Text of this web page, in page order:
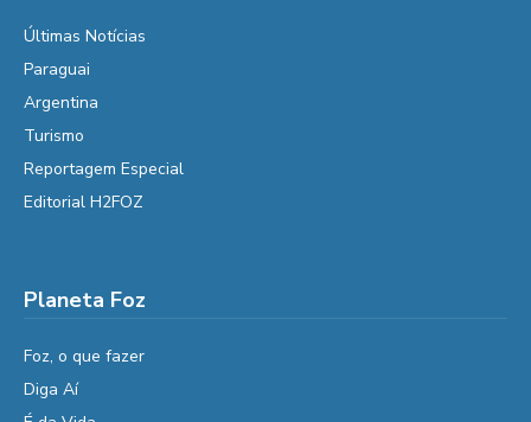
Últimas Notícias
Paraguai
Argentina
Turismo
Reportagem Especial
Editorial H2FOZ
Planeta Foz
Foz, o que fazer
Diga Aí